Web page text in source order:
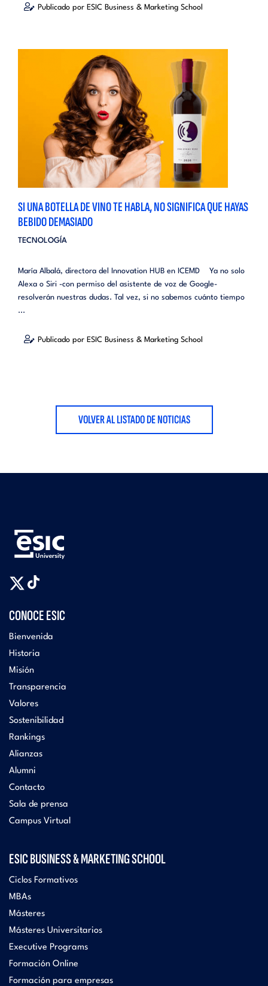
Publicado por ESIC Business & Marketing School
SI UNA BOTELLA DE VINO TE HABLA, NO SIGNIFICA QUE HAYAS
BEBIDO DEMASIADO
TECNOLOGÍA
María Albalá, directora del Innovation HUB en ICEMD Ya no solo
Alexa o Siri -con permiso del asistente de voz de Google-
resolverán nuestras dudas. Tal vez, si no sabemos cuánto tiempo
...
Publicado por ESIC Business & Marketing School
VOLVER AL LISTADO DE NOTICIAS
CONOCE ESIC
Bienvenida
Historia
Misión
Transparencia
Valores
Sostenibilidad
Rankings
Alianzas
Alumni
Contacto
Sala de prensa
Campus Virtual
ESIC BUSINESS & MARKETING SCHOOL
Ciclos Formativos
MBAs
Másteres
Másteres Universitarios
Executive Programs
Formación Online
Formación para empresas